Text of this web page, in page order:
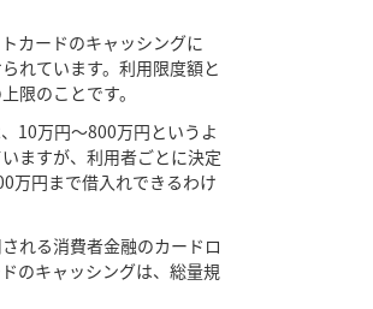
カードのキャッシングに
れています。利用限度額と
限のことです。
10万円～800万円というよ
ますが、利用者ごとに決定
万円まで借入れできるわけ
れる消費者金融のカードロ
のキャッシングは、総量規